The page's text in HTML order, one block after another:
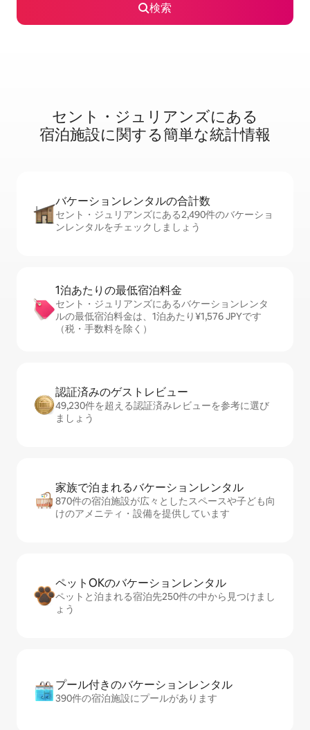
検索
セント・ジュリアンズに⁠あ⁠る
宿⁠泊⁠施⁠設⁠に関⁠す⁠る簡⁠単⁠な統⁠計⁠情⁠報
バケーションレ⁠ン⁠タ⁠ル⁠の合⁠計⁠数
セント・ジュリアンズにある2,490件のバケーショ
ンレンタルをチェックしましょう
1泊あたりの最⁠低⁠宿⁠泊⁠料⁠金
セント・ジュリアンズにあるバケーションレンタ
ルの最低宿泊料金は、1泊あたり¥1,576 JPYです
（税・手数料を除く）
認証済みのゲ⁠ス⁠ト⁠レ⁠ビ⁠ュ⁠ー
49,230件を超える認証済みレビューを参考に選び
ましょう
家族で泊まれるバ⁠ケ⁠ー⁠シ⁠ョ⁠ンレ⁠ン⁠タ⁠ル
870件の宿泊施設が広々としたスペースや子ども向
けのアメニティ・設備を提供しています
ペットOKのバ⁠ケ⁠ー⁠シ⁠ョ⁠ンレ⁠ン⁠タ⁠ル
ペットと泊まれる宿泊先250件の中から見つけまし
ょう
プール付きのバ⁠ケ⁠ー⁠シ⁠ョ⁠ンレ⁠ン⁠タ⁠ル
390件の宿泊施設にプールがあります